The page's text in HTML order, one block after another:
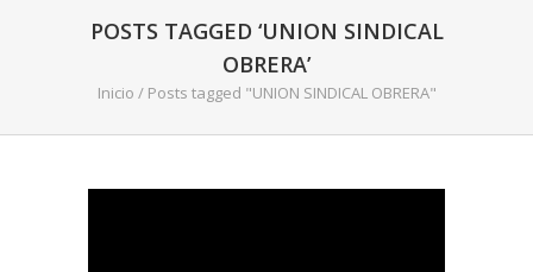
POSTS TAGGED ‘UNION SINDICAL
OBRERA’
Inicio / Posts tagged "UNION SINDICAL OBRERA"